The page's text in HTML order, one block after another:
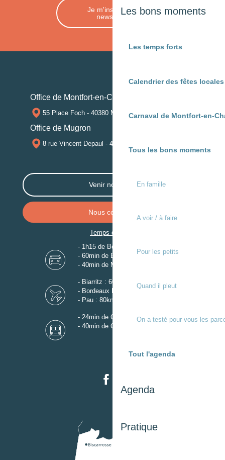
Les bons moments
Les temps forts
Calendrier des fêtes
Carnaval de Montfort-en-
Tous les bons moments
En famille
A voir / à faire
Pour les petits
Quand il pleut
On a testé pour vous les
Tout l'agenda
Agenda
Pratique
Je m'inscris à la
newsletter
Office de Montfort-en-Chalosse
55 Place Foch - 40380 MONTFORT-EN-CHALOSSE
Office de Mugron
8 rue Vincent Depaul - 40250 MUGRON
Venir nous voir
Nous contacter
Temps de trajet
- 1h15 de Bordeaux
- 60min de Biarritz
- 40min de Mont-de-Marsan
- Biarritz : 60km
- Bordeaux Mérignac : 110km
- Pau : 80km
- 24min de Gare de Dax
- 40min de Gare de Mont-de-Marsan